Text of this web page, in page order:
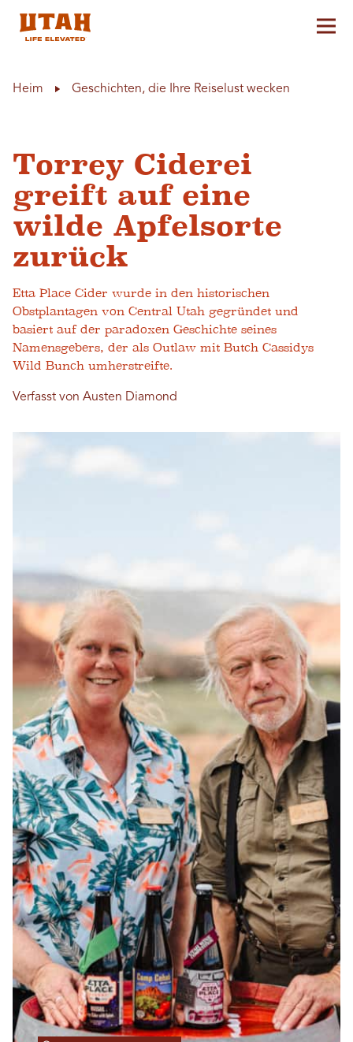
Heim Geschichten, die Ihre Reiselust wecken
Torrey Ciderei
greift auf eine
wilde Apfelsorte
zurück
Etta Place Cider wurde in den historischen
Obstplantagen von Central Utah gegründet und
basiert auf der paradoxen Geschichte seines
Namensgebers, der als Outlaw mit Butch Cassidys
Wild Bunch umherstreifte.
Verfasst von Austen Diamond